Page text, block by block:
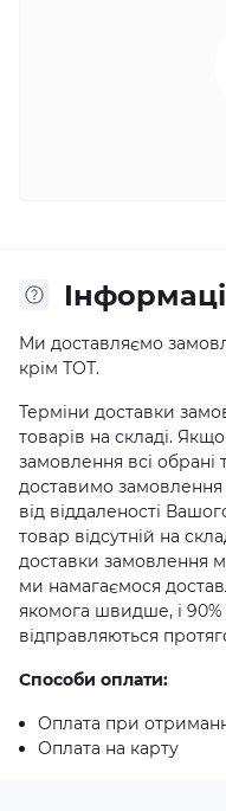
Ми доставляємо
крім ТОТ.
Терміни доставки
товарів на складі.
замовлення всі обрані
доставимо замовлення
від віддаленості
товар відсутній на
доставки замовлення
ми намагаємося
якомога швидше, і 90%
відправляються
Способи оплати:
Оплата при
Оплата на карту